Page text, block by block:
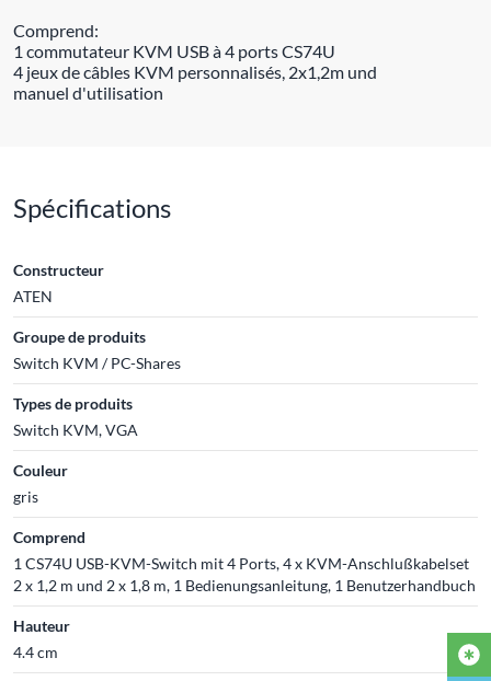
Comprend:
1 commutateur KVM USB à 4 ports CS74U
4 jeux de câbles KVM personnalisés, 2x1,2m und
manuel d'utilisation
Spécifications
Constructeur
ATEN
Groupe de produits
Switch KVM / PC-Shares
Types de produits
Switch KVM, VGA
Couleur
gris
Comprend
1 CS74U USB-KVM-Switch mit 4 Ports, 4 x KVM-Anschlußkabelset
2 x 1,2 m und 2 x 1,8 m, 1 Bedienungsanleitung, 1 Benutzerhandbuch
Hauteur
4.4 cm